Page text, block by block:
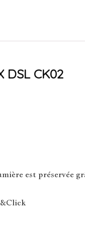
CK02
est préservée